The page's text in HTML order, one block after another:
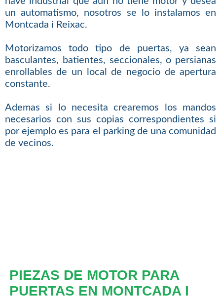
un automatismo, nosotros se lo instalamos en
Montcada i Reixac.
Motorizamos todo tipo de puertas, ya sean
basculantes, batientes, seccionales, o persianas
enrollables de un local de negocio de apertura
constante.
Ademas si lo necesita crearemos los mandos
necesarios con sus copias correspondientes si
por ejemplo es para el parking de una comunidad
de vecinos.
PIEZAS DE MOTOR PARA
PUERTAS EN MONTCADA I